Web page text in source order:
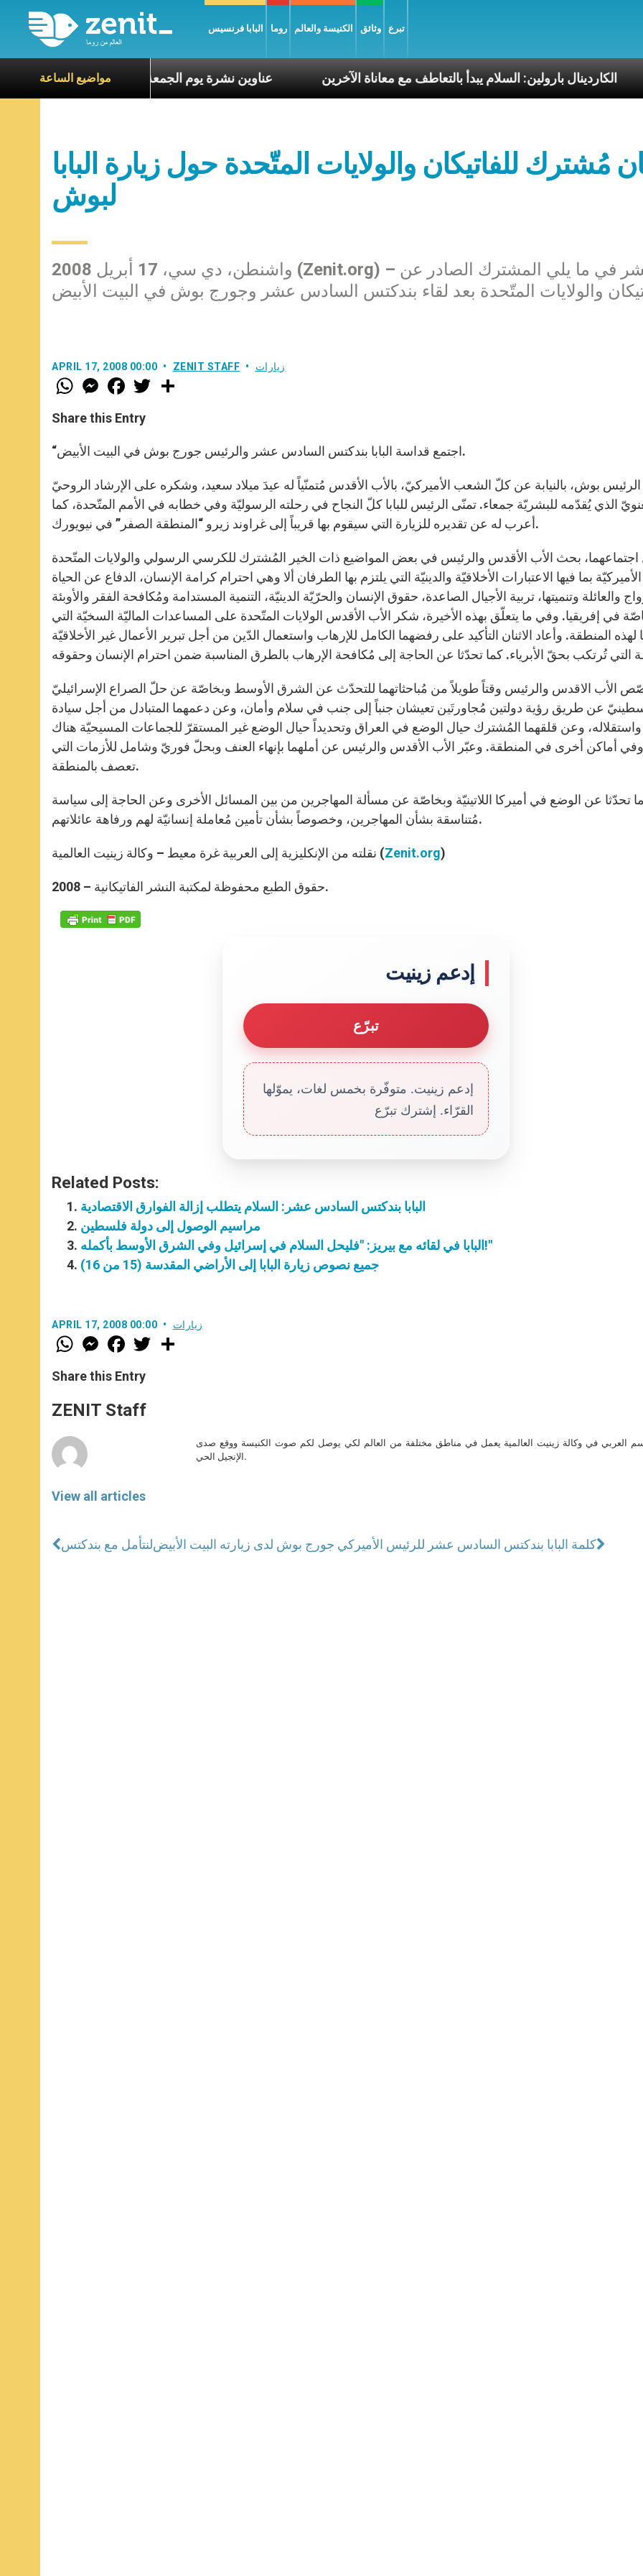
البابا فرنسيس روما الكنيسة والعالم وثائق تبرع
مواضيع الساعةعناوين نشرة يوم الجمعة 7 آب 2026: السلام يُبنى بصبر يومًا بعد يوم الكاردينال بارولين: السلام يبدأ بالتعاطف مع معاناة الآخرين
مُشترك للفاتيكان والولايات المتّحدة حول زيارة البابا
لبوش
واشنطن، دي سي، 17 أبريل 2008 (Zenit.org) – ننشر في ما يلي المشترك الصادر عن
APRIL 17, 2008 00:00 ZENIT STAFF زيارات
W
h
t
s
p
p
M
e
s
e
g
e
F
a
e
b
o
k
w
r
Share this Entry
“اجتمع قداسة البابا بندكتس السادس عشر والرئيس جورج بوش في البيت الأبيض.
بوش، بالنيابة عن كلّ الشعب الأميركيّ، بالأب الأقدس مُتمنّياً له عيدَ ميلاد سعيد، وشكره على الإرشاد الروحيّ
الذي يُقدّمه للبشريّة جمعاء. تمنّى الرئيس للبابا كلّ النجاح في رحلته الرسوليّة وفي خطابه في الأمم المتّحدة، كما
أعرب له عن تقديره للزيارة التي سيقوم بها قريباً إلى غراوند زيرو “المنطقة الصفر” في نيويورك.
اجتماعهما، بحث الأب الأقدس والرئيس في بعض المواضيع ذات الخير المُشترك للكرسي الرسولي والولايات المتّحدة
الأميركيّة بما فيها الاعتبارات الأخلاقيّة والدينيّة التي يلتزم بها الطرفان ألا وهي احترام كرامة الإنسان، الدفاع عن الحياة
والعائلة وتنميتها، تربية الأجيال الصاعدة، حقوق الإنسان والحرّيّة الدينيّة، التنمية المستدامة ومُكافحة الفقر والأوبئة
في إفريقيا. وفي ما يتعلّق بهذه الأخيرة، شكر الأب الأقدس الولايات المتّحدة على المساعدات الماليّة السخيّة التي
لهذه المنطقة. وأعاد الاثنان التأكيد على رفضهما الكامل للإرهاب واستعمال الدّين من أجل تبرير الأعمال غير الأخلاقيّة
الأب الاقدس والرئيس وقتاً طويلاً من مُباحثاتهما للتحدّث عن الشرق الأوسط وبخاصّة عن حلّ الصراع الإسرائيليّ
عن طريق رؤية دولتين مُجاورتَين تعيشان جنباً إلى جنب في سلام وأمان، وعن دعمهما المتبادل من أجل سيادة
واستقلاله، وعن قلقهما المُشترك حيال الوضع في العراق وتحديداً حيال الوضع غير المستقرّ للجماعات المسيحيّة هناك
وفي أماكن أخرى في المنطقة. وعبّر الأب الأقدس والرئيس عن أملهما بإنهاء العنف وبحلّ فوريّ وشامل للأزمات التي
تعصف بالمنطقة.
تحدّثا عن الوضع في أميركا اللاتينيّة وبخاصّة عن مسألة المهاجرين من بين المسائل الأخرى وعن الحاجة إلى سياسة
مُتناسقة بشأن المهاجرين، وخصوصاً بشأن تأمين مُعاملة إنسانيّة لهم ورفاهة عائلاتهم.
نقلته من الإنكليزية إلى العربية غرة معيط – وكالة زينيت العالمية (Zenit.org)
حقوق الطبع محفوظة لمكتبة النشر الفاتيكانية – 2008.
إدعم زينيت
تبرّع
إدعم زينيت. متوفّرة بخمس لغات، يموّلها
القرّاء. إشترك تبرّع
Related Posts:
البابا بندكتس السادس عشر: السلام يتطلب إزالة الفوارق الاقتصادية
مراسيم الوصول إلى دولة فلسطين
البابا في لقائه مع بيريز: "فليحل السلام في إسرائيل وفي الشرق الأوسط بأكمله!"
جميع نصوص زيارة البابا إلى الأراضي المقدسة (15 من 16)
APRIL 17, 2008 00:00 زيارات
W
h
t
s
p
p
M
e
s
e
g
e
F
a
e
b
o
k
w
Share this Entry
ZENIT Staff
View all articles
العربي في وكالة زينيت العالمية يعمل في مناطق مختلفة من العالم لكي يوصل لكم صوت الكنيسة ووقع صدى
الإنجيل الحي.
لنتأمل مع بندكتسكلمة البابا بندكتس السادس عشر للرئيس الأميركي جورج بوش لدى زيارته البيت الأبيض